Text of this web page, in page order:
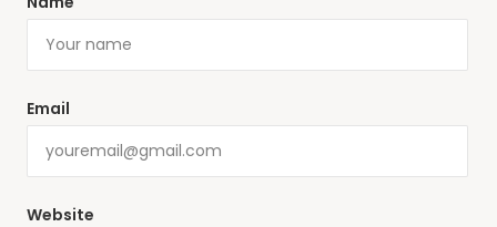
Email
Website